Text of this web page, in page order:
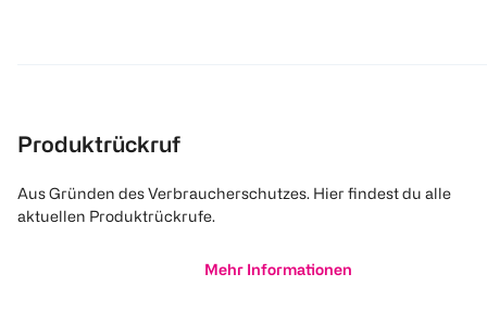
Produktrückruf
Aus Gründen des Verbraucherschutzes. Hier findest du alle
aktuellen Produktrückrufe.
Mehr Informationen